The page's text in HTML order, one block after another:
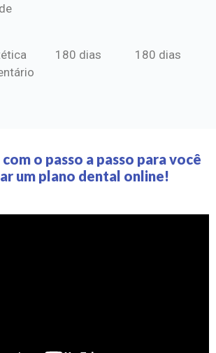
180 dias 180 dias
o passo a passo para você
um plano dental online!